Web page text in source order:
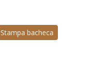
Stampa bacheca